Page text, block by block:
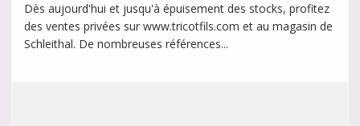
Dès aujourd'hui et jusqu'à épuisement des stocks, profitez
des ventes privées sur www.tricotfils.com et au magasin de
Schleithal. De nombreuses références...